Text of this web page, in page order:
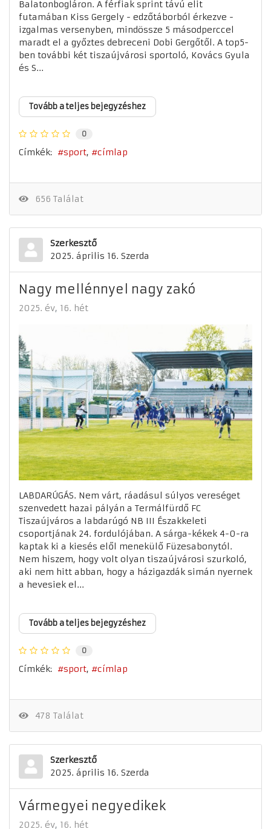
Balatonbogláron. A férfiak sprint távú elit
futamában Kiss Gergely - edzőtáborból érkezve -
izgalmas versenyben, mindössze 5 másodperccel
maradt el a győztes debreceni Dobi Gergőtől. A top5-
ben további két tiszaújvárosi sportoló, Kovács Gyula
és S...
Tovább a teljes bejegyzéshez
0
Címkék: sport címlap
656 Találat
Szerkesztő
2025. április 16. Szerda
Nagy mellénnyel nagy zakó
2025. év 16. hét
LABDARÚGÁS. Nem várt, ráadásul súlyos vereséget
szenvedett hazai pályán a Termálfürdő FC
Tiszaújváros a labdarúgó NB III Északkeleti
csoportjának 24. fordulójában. A sárga-kékek 4-0-ra
kaptak ki a kiesés elől menekülő Füzesabonytól.
Nem hiszem, hogy volt olyan tiszaújvárosi szurkoló,
aki nem hitt abban, hogy a házigazdák simán nyernek
a hevesiek el...
Tovább a teljes bejegyzéshez
0
Címkék: sport címlap
478 Találat
Szerkesztő
2025. április 16. Szerda
Vármegyei negyedikek
2025. év 16. hét